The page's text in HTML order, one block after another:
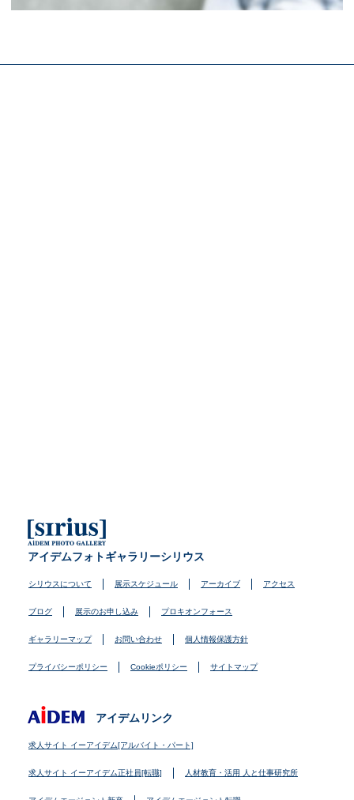
アイデムフォトギャラリーシリウス
シリウスについて 展示スケジュール アーカイブ アクセス
ブログ 展示のお申し込み プロキオンフォース
ギャラリーマップ お問い合わせ 個人情報保護方針
プライバシーポリシー Cookieポリシー サイトマップ
アイデムリンク
求人サイト イーアイデム[アルバイト・パート]
求人サイト イーアイデム正社員[転職] 人材教育・活用 人と仕事研究所